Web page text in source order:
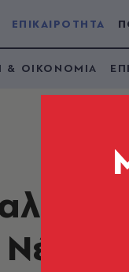
ΕΠΙΚΑΙΡΟΤΗΤΑ
& ΟΙΚΟΝΟΜΙΑ